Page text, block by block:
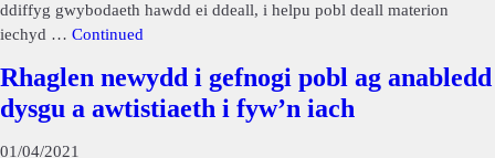
ddiffyg gwybodaeth hawdd ei ddeall, i helpu pobl deall materion
iechyd … Continued
Rhaglen newydd i gefnogi pobl ag anabledd
dysgu a awtistiaeth i fyw’n iach
01/04/2021